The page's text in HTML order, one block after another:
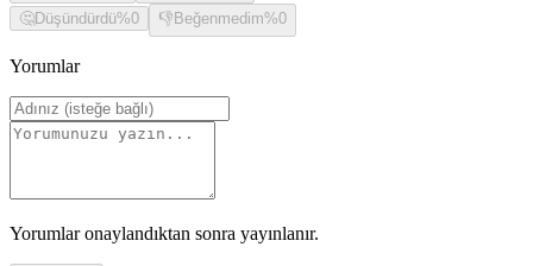
🤔Düşündürdü%0 👎 Beğenmedim%0
Yorumlar
Yorumlar onaylandıktan sonra yayınlanır.